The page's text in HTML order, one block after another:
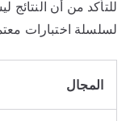
للتأكد من أن
لسلسلة اختبارات
المجال